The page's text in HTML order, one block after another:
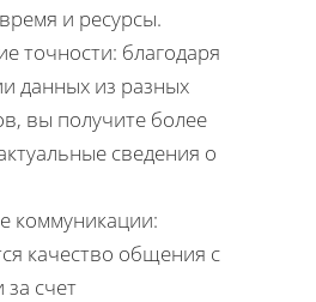
и ресурсы.
точности: благодаря
данных из разных
вы получите более
сведения о
коммуникации:
качество общения с
за счет